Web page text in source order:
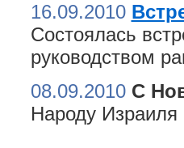
16.09.2010
Состоялась
руководством
08.09.2010 С
Народу Израиля